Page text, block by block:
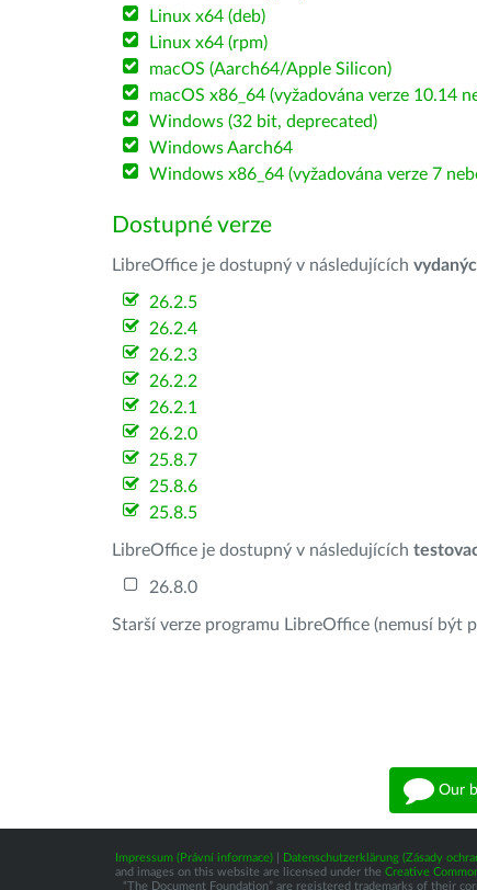
Linux x64 (deb)
Linux x64 (rpm)
macOS (Aarch64/Apple Silicon)
macOS x86_64 (vyžadována verze 10.14
Windows (32 bit, deprecated)
Windows Aarch64
Windows x86_64 (vyžadována verze 7
Dostupné verze
LibreOffice je dostupný v následujících
26.2.5
26.2.4
26.2.3
26.2.2
26.2.1
26.2.0
25.8.7
25.8.6
25.8.5
LibreOffice je dostupný v následujících
26.8.0
Starší verze programu LibreOffice (nemusí být
Our
Impressum (Právní informace)| Datenschutzerklärung (Zásady
and images on this website are licensed under the Creative
“The Document Foundation” are registered trademarks of their